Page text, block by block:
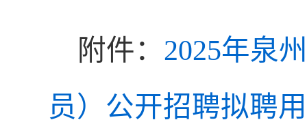
附件： 2025年泉
员）公开招聘拟聘